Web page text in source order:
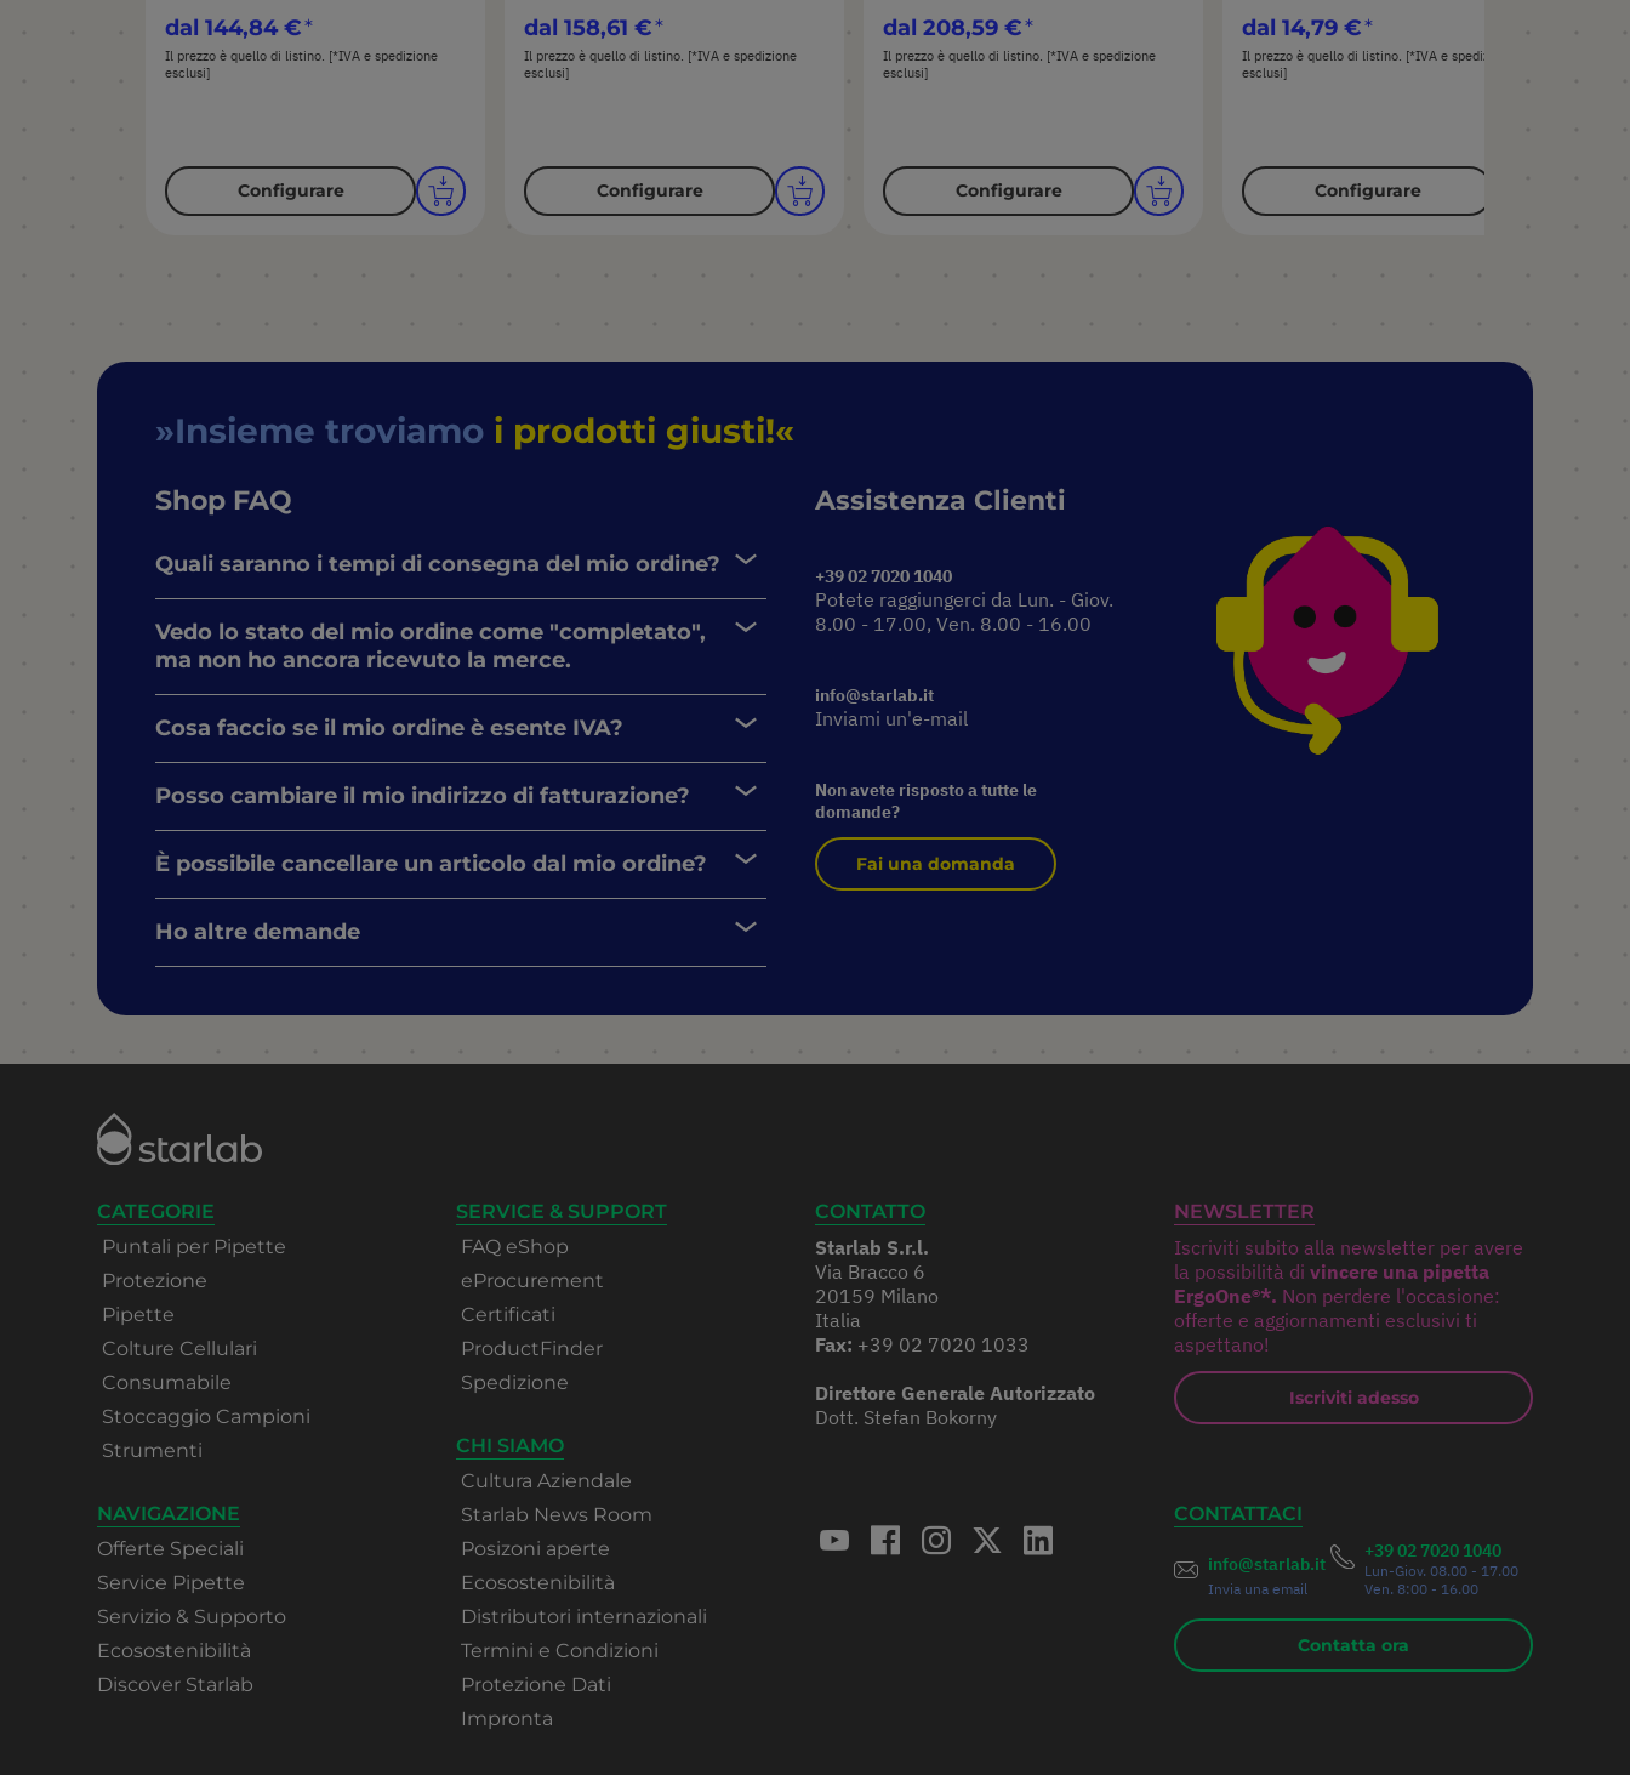
dal 144,84 €
Il prezzo è quello di listino. [*IVA e spedizione
esclusi]
Configurare
dal 158,61 €
Il prezzo è quello di listino. [*IVA e spedizione
esclusi]
Configurare
dal 208,59 €
Il prezzo è quello di listino. [*IVA e spedizione
esclusi]
Configurare
dal 14,79 €
Il prezzo è quello di listino. [*IVA e spedizione
esclusi]
Configurare
Insieme troviamo i prodotti giusti!
Shop FAQ
Quali saranno i tempi di consegna del mio ordine?
Vedo lo stato del mio ordine come "completato",
ma non ho ancora ricevuto la merce.
Cosa faccio se il mio ordine è esente IVA?
Posso cambiare il mio indirizzo di fatturazione?
È possibile cancellare un articolo dal mio ordine?
Ho altre demande
Assistenza Clienti
+39 02 7020 1040
Potete raggiungerci da Lun. - Giov.
8.00 - 17.00, Ven. 8.00 - 16.00
info@starlab.it
Inviami un'e-mail
Non avete risposto a tutte le
domande?
Fai una domanda
CATEGORIE
Puntali per Pipette
Protezione
Pipette
Colture Cellulari
Consumabile
Stoccaggio Campioni
Strumenti
NAVIGAZIONE
Offerte Speciali
Service Pipette
Servizio & Supporto
Ecosostenibilità
Discover Starlab
SERVICE & SUPPORT
FAQ eShop
eProcurement
Certificati
ProductFinder
Spedizione
CHI SIAMO
Cultura Aziendale
Starlab News Room
Posizoni aperte
Ecosostenibilità
Distributori internazionali
Termini e Condizioni
Protezione Dati
Impronta
CONTATTO
Starlab S.r.l.
Via Bracco 6
20159 Milano
Italia
Fax: +39 02 7020 1033
Direttore Generale Autorizzato
Dott. Stefan Bokorny
NEWSLETTER
Iscriviti subito alla newsletter per avere
la possibilità di vincere una pipetta
ErgoOne®*. Non perdere l'occasione:
offerte e aggiornamenti esclusivi ti
aspettano!
Iscriviti adesso
CONTATTACI
info@starlab.it
Invia una email
+39 02 7020 1040
Lun-Giov. 08.00 - 17.00
Ven. 8:00 - 16.00
Contatta ora